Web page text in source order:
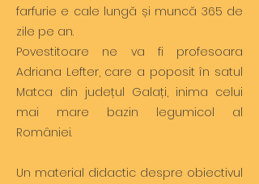
farfurie e cale lungă și muncă 365 de
zile pe an.
Povestitoare ne va fi profesoara
Adriana Lefter, care a poposit în satul
Matca din județul Galați, inima celui
mai mare bazin legumicol al
României.
Un material didactic despre obiectivul